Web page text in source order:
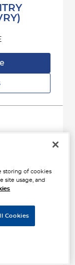
storing of cookies
site usage, and
Cookies